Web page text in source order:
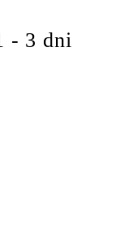
- 3 dni